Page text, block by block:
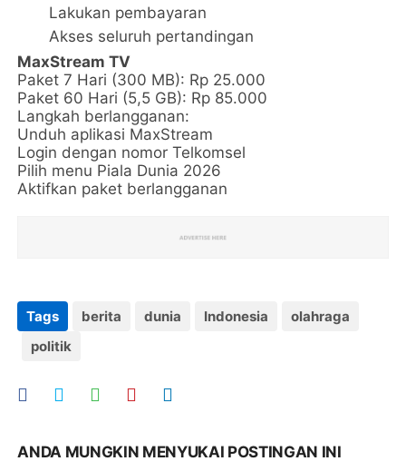
Lakukan pembayaran
Akses seluruh pertandingan
MaxStream TV
Paket 7 Hari (300 MB): Rp 25.000
Paket 60 Hari (5,5 GB): Rp 85.000
Langkah berlangganan:
Unduh aplikasi MaxStream
Login dengan nomor Telkomsel
Pilih menu Piala Dunia 2026
Aktifkan paket berlangganan
Tags berita dunia Indonesia
olahraga
politik
ANDA MUNGKIN MENYUKAI POSTINGAN INI